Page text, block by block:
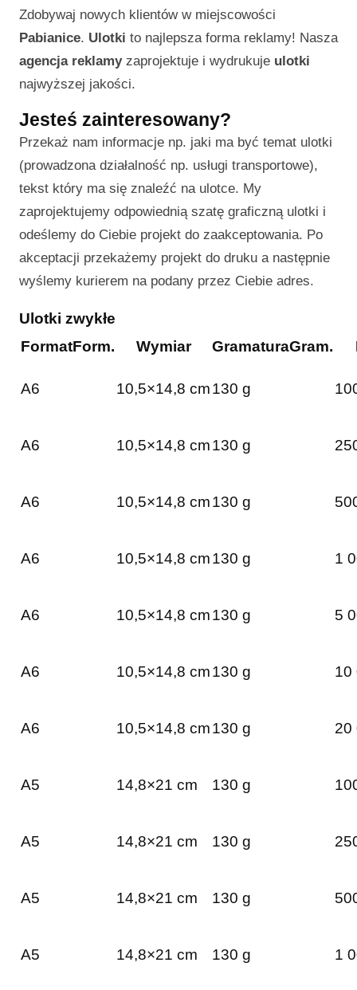
Zdobywaj nowych klientów w miejscowości
Pabianice. Ulotki to najlepsza forma reklamy! Nasza
agencja reklamyzaprojektuje i wydrukuje ulotki
najwyższej jakości.
Jesteś zainteresowany?
Przekaż nam informacje np. jaki ma być temat ulotki
(prowadzona działalność np. usługi transportowe),
tekst który ma się znaleźć na ulotce. My
zaprojektujemy odpowiednią szatę graficzną ulotki i
odeślemy do Ciebie projekt do zaakceptowania. Po
akceptacji przekażemy projekt do druku a następnie
wyślemy kurierem na podany przez Ciebie adres.
Ulotki zwykłe
FormatForm. Wymiar GramaturaGram.
A6 10,5×14,8 cm130 g
A6 10,5×14,8 cm130 g
A6 10,5×14,8 cm130 g
A6 10,5×14,8 cm130 g 1
A6 10,5×14,8 cm130 g 5
A6 10,5×14,8 cm130 g 10
A6 10,5×14,8 cm130 g 20
A5 14,8×21 cm 130 g
A5 14,8×21 cm 130 g
A5 14,8×21 cm 130 g
A5 14,8×21 cm 130 g 1